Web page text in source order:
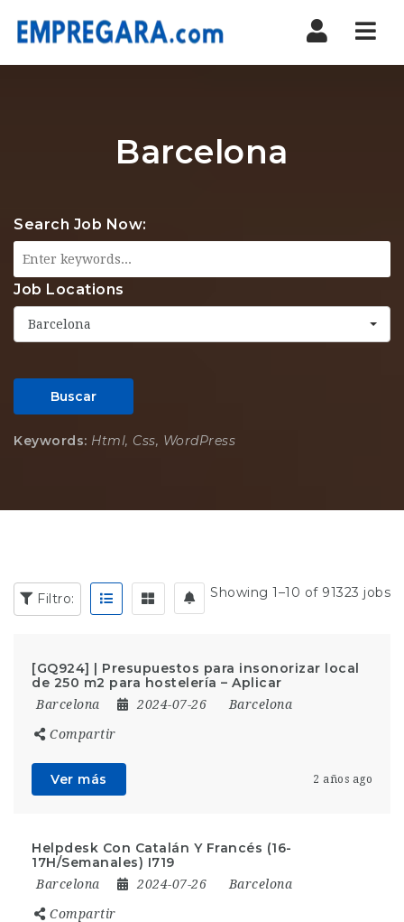
Barcelona
Search Job Now:
Job Locations
Barcelona
Buscar
Keywords: Html, Css, WordPress
Filtro: Showing 1–10 of 91323 jobs
[GQ924] | Presupuestos para insonorizar local
de 250 m2 para hostelería – Aplicar
Barcelona 2024-07-26 Barcelona
Compartir
Ver más 2 años ago
Helpdesk Con Catalán Y Francés (16-
17H/Semanales) I719
Barcelona 2024-07-26 Barcelona
Compartir